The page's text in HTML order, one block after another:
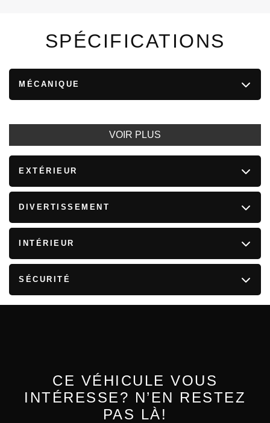
SPÉCIFICATIONS
MÉCANIQUE
VOIR PLUS
EXTÉRIEUR
DIVERTISSEMENT
INTÉRIEUR
SÉCURITÉ
CE VÉHICULE VOUS
INTÉRESSE? N’EN RESTEZ
PAS LÀ!